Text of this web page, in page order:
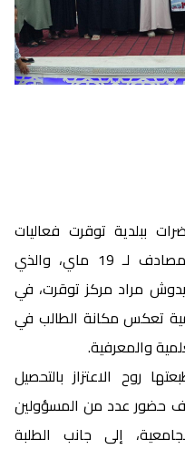
ببلدية توقرت فعاليات
الاحتفال باليوم الوطني للطالب المصادف لـ 19 ماي، والذي
مراد مركز توقرت، في
تعكس مكانة الطالب في
والمعرفية.
روح الاعتزاز بالتحصيل
حضور عدد من المسؤولين
إلى جانب الطلبة